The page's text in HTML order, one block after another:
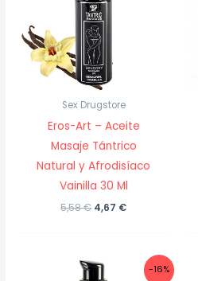
Sex Drugstore
Eros-Art – Aceite
Masaje Tántrico
Natural y Afrodisíaco
Vainilla 30 Ml
5,58€ El
4,67 €El
4,67 €.
-16%